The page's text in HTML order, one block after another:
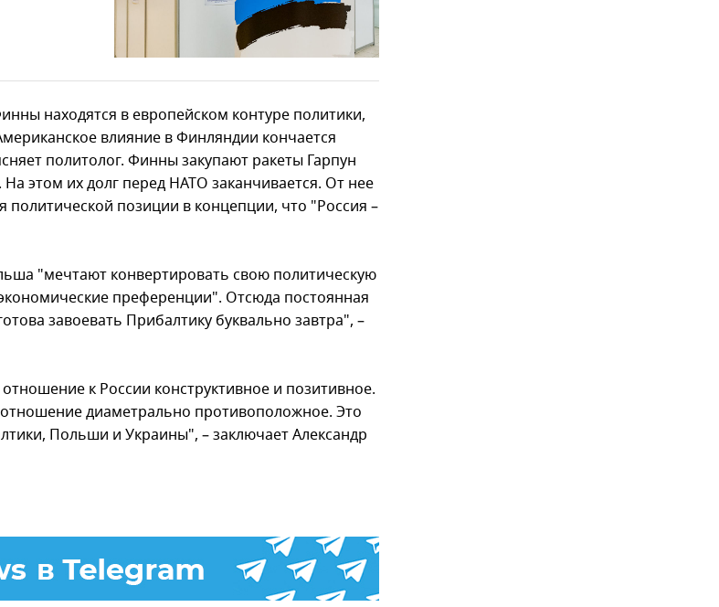
находятся в европейском контуре политики,
влияние в Финляндии кончается
политолог. Финны закупают ракеты Гарпун
этом их долг перед НАТО заканчивается. От нее
политической позиции в концепции, что "Россия –
"мечтают конвертировать свою политическую
преференции". Отсюда постоянная
завоевать Прибалтику буквально завтра", –
к России конструктивное и позитивное.
диаметрально противоположное. Это
Польши и Украины", – заключает Александр